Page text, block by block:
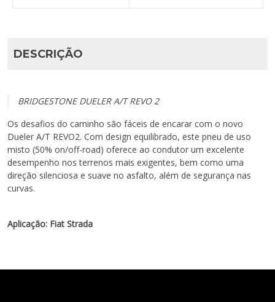
DESCRIÇÃO
BRIDGESTONE DUELER A/T REVO 2
Os desafios do caminho são fáceis de encarar com o novo
Dueler A/T REVO2. Com design equilibrado, este pneu de uso
misto (50% on/off-road) oferece ao condutor um excelente
desempenho nos terrenos mais exigentes, bem como uma
direção silenciosa e suave no asfalto, além de segurança nas
curvas.
Aplicação: Fiat Strada